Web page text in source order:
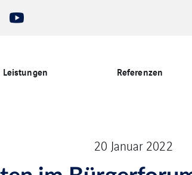
Leistungen Referenzen
20 Januar 2022